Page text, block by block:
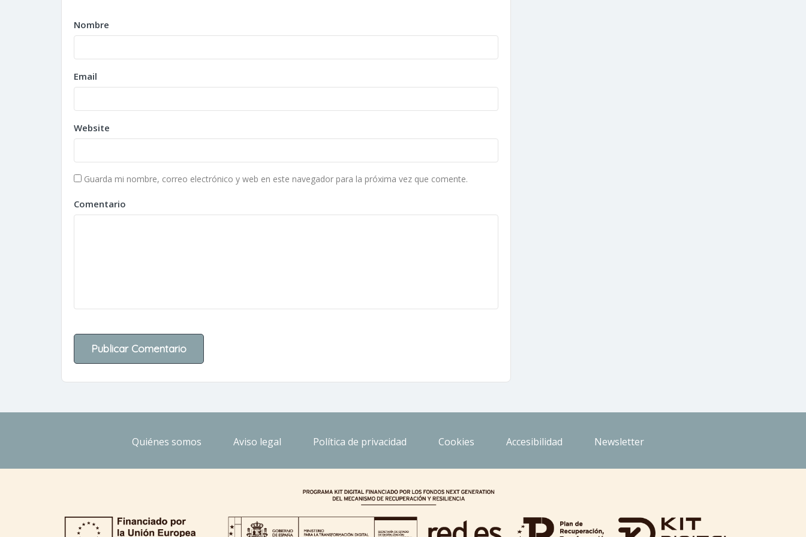
Nombre
Email
Website
Guarda mi nombre, correo electrónico y web en este navegador para la próxima vez que comente.
Comentario
Quiénes somos Aviso legal Política de privacidad Cookies Accesibilidad Newsletter